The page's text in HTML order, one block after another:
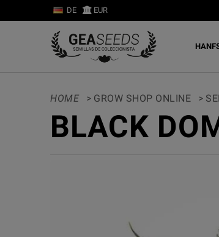
DE EUR
HOME > GROW SHOP ONLINE >
BLACK